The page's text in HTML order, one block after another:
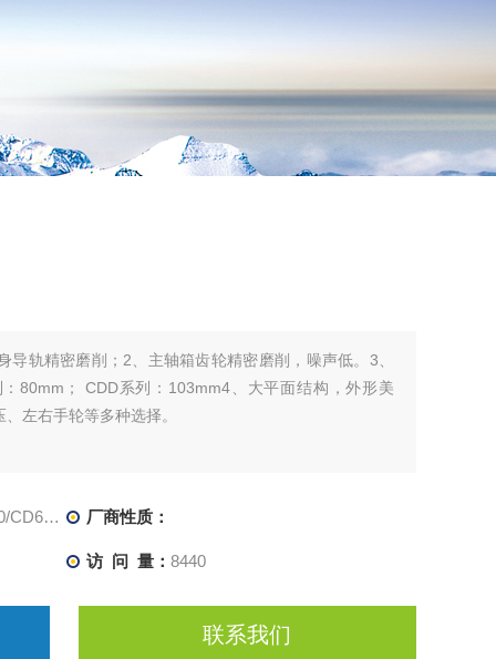
导轨精密磨削；2、主轴箱齿轮精密磨削，噪声低。3、
80mm； CDD系列：103mm4、大平面结构，外形美
左右手轮等多种选择。
厂商性质：
访 问 量： 8440
联系我们